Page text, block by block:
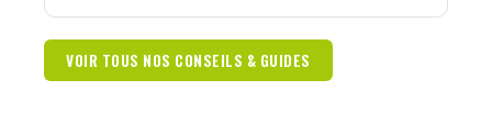
VOIR TOUS NOS CONSEILS & GUIDES